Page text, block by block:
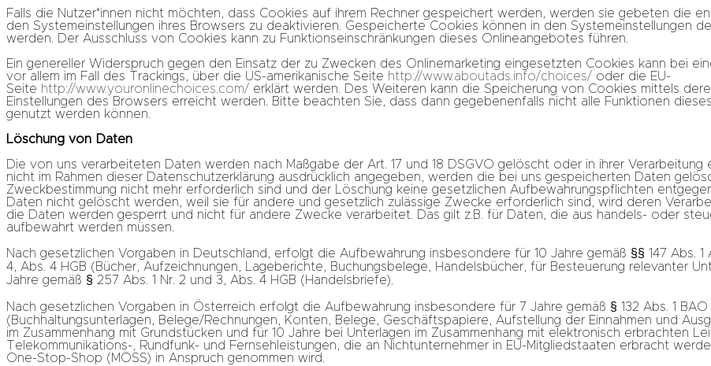
Falls die Nutzer*innen nicht möchten, dass Cookies auf ihrem Rechner gespeichert werden, werden sie gebeten die
den Systemeinstellungen ihres Browsers zu deaktivieren. Gespeicherte Cookies können in den Systemeinstellungen
werden. Der Ausschluss von Cookies kann zu Funktionseinschränkungen dieses Onlineangebotes führen.
Ein genereller Widerspruch gegen den Einsatz der zu Zwecken des Onlinemarketing eingesetzten Cookies kann bei
vor allem im Fall des Trackings, über die US-amerikanische Seite http://www.aboutads.info/choices/ oder die EU-
Seite http://www.youronlinechoices.com/ erklärt werden. Des Weiteren kann die Speicherung von Cookies mittels
Einstellungen des Browsers erreicht werden. Bitte beachten Sie, dass dann gegebenenfalls nicht alle Funktionen
genutzt werden können.
Löschung von Daten
Die von uns verarbeiteten Daten werden nach Maßgabe der Art. 17 und 18 DSGVO gelöscht oder in ihrer Verarbeitung
nicht im Rahmen dieser Datenschutzerklärung ausdrücklich angegeben, werden die bei uns gespeicherten Daten
Zweckbestimmung nicht mehr erforderlich sind und der Löschung keine gesetzlichen Aufbewahrungspflichten
Daten nicht gelöscht werden, weil sie für andere und gesetzlich zulässige Zwecke erforderlich sind, wird deren
die Daten werden gesperrt und nicht für andere Zwecke verarbeitet. Das gilt z.B. für Daten, die aus handels- oder
aufbewahrt werden müssen.
Nach gesetzlichen Vorgaben in Deutschland, erfolgt die Aufbewahrung insbesondere für 10 Jahre gemäß §§ 147 Abs. 1
4, Abs. 4 HGB (Bücher, Aufzeichnungen, Lageberichte, Buchungsbelege, Handelsbücher, für Besteuerung relevanter
Jahre gemäß § 257 Abs. 1 Nr. 2 und 3, Abs. 4 HGB (Handelsbriefe).
Nach gesetzlichen Vorgaben in Österreich erfolgt die Aufbewahrung insbesondere für 7 Jahre gemäß § 132 Abs. 1 BAO
(Buchhaltungsunterlagen, Belege/Rechnungen, Konten, Belege, Geschäftspapiere, Aufstellung der Einnahmen und
im Zusammenhang mit Grundstücken und für 10 Jahre bei Unterlagen im Zusammenhang mit elektronisch erbrachten
Telekommunikations-, Rundfunk- und Fernsehleistungen, die an Nichtunternehmer in EU-Mitgliedstaaten erbracht
One-Stop-Shop (MOSS) in Anspruch genommen wird.